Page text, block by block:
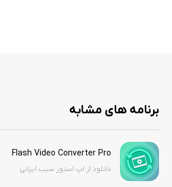
برنامه های مشابه
Flash Video Converter Pro
دانلود از اپ استور سیب ایرانی